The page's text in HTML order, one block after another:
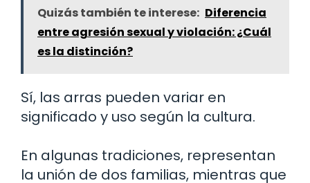
Quizás también te interese: Diferencia
entre agresión sexual y violación: ¿Cuál
es la distinción?
Sí, las arras pueden variar en
significado y uso según la cultura.
En algunas tradiciones, representan
la unión de dos familias, mientras que